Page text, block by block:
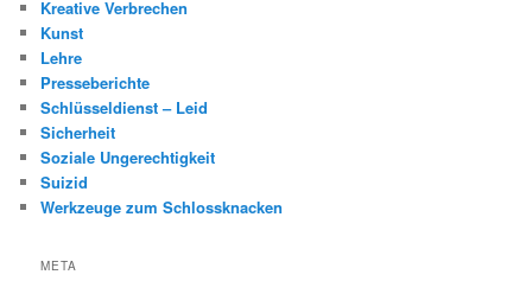
Kreative Verbrechen
Kunst
Lehre
Presseberichte
Schlüsseldienst – Leid
Sicherheit
Soziale Ungerechtigkeit
Suizid
Werkzeuge zum Schlossknacken
META